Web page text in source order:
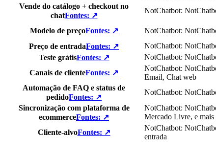
Vende do catálogo + checkout no
chatFontes: ↗
NotChatbot:
Modelo de preçoFontes: ↗ NotChatbot:
Preço de entradaFontes: ↗ NotChatbot:
Teste grátisFontes: ↗ NotChatbot:
Canais de clienteFontes: ↗
NotChatbot:
Email, Chat web
Automação de FAQ e status de
pedidoFontes: ↗
NotChatbot:
Sincronização com plataforma de
ecommerceFontes: ↗
NotChatbot:
Mercado Livre, e mais
Cliente-alvoFontes: ↗
NotChatbot:
entrada